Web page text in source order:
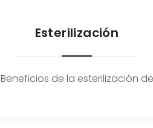
Esterilización
Beneficios de la esterilización de